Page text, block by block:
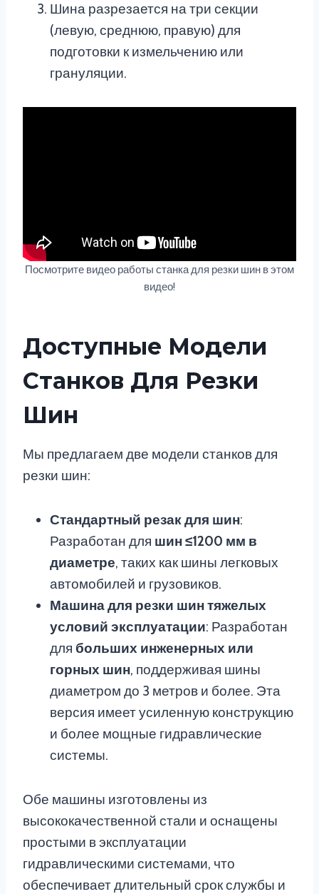
Шина разрезается на три секции
(левую, среднюю, правую) для
подготовки к измельчению или
грануляции.
Посмотрите видео работы станка для резки шин в этом
видео!
Доступные Модели
Станков Для Резки
Шин
Мы предлагаем две модели станков для
резки шин:
Стандартный резак для шин:
Разработан для шин ≤1200 мм в
диаметре, таких как шины легковых
автомобилей и грузовиков.
Машина для резки шин тяжелых
условий эксплуатации: Разработан
для больших инженерных или
горных шин, поддерживая шины
диаметром до 3 метров и более. Эта
версия имеет усиленную конструкцию
и более мощные гидравлические
системы.
Обе машины изготовлены из
высококачественной стали и оснащены
простыми в эксплуатации
гидравлическими системами, что
обеспечивает длительный срок службы и